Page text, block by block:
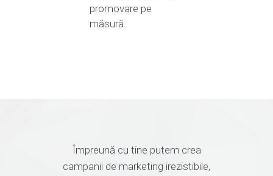
promovare pe
măsură.
Împreună cu tine putem crea
campanii de marketing irezistibile,